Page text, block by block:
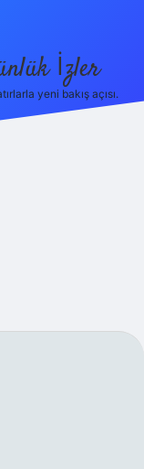
İzler
yeni bakış açısı.